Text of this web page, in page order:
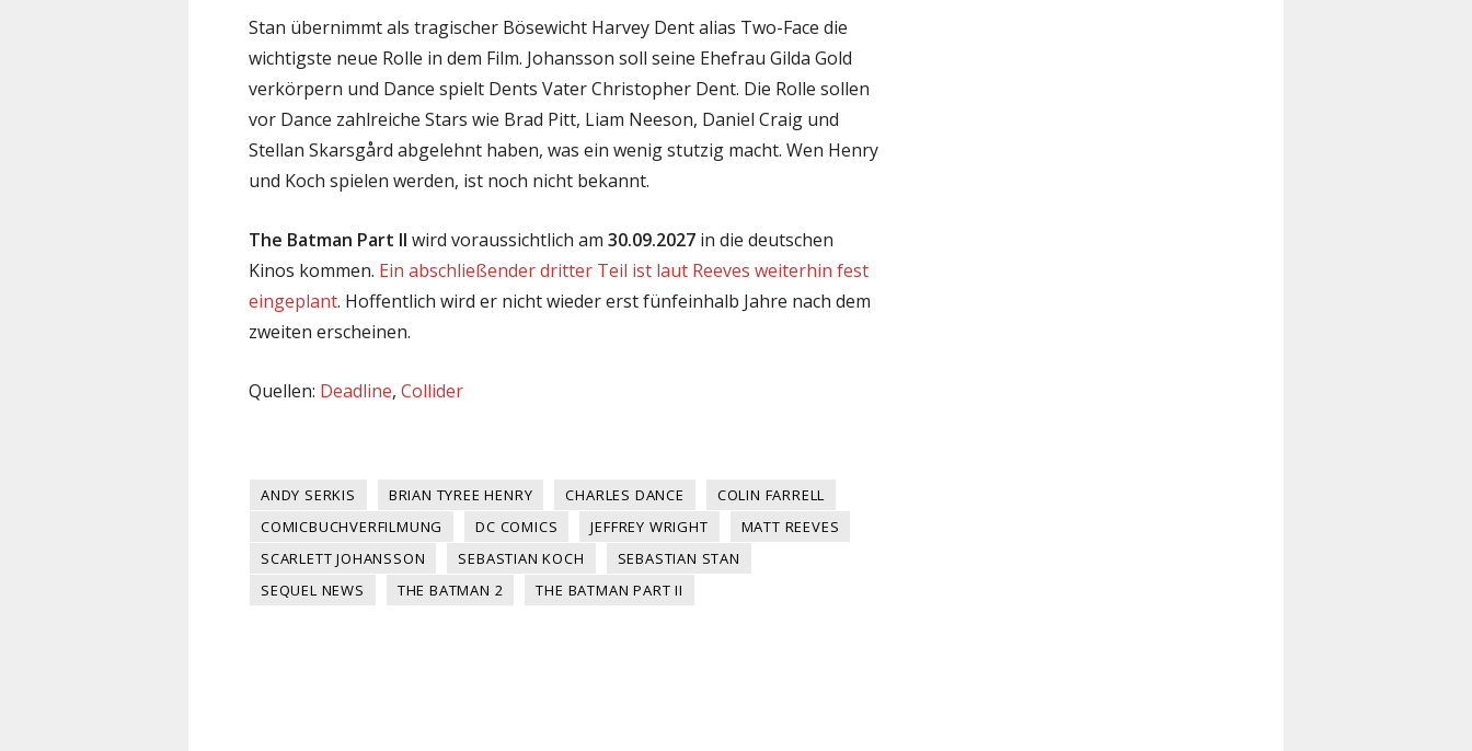
Stan übernimmt als tragischer Bösewicht Harvey Dent alias Two-Face die
wichtigste neue Rolle in dem Film. Johansson soll seine Ehefrau Gilda Gold
verkörpern und Dance spielt Dents Vater Christopher Dent. Die Rolle sollen
vor Dance zahlreiche Stars wie Brad Pitt, Liam Neeson, Daniel Craig und
Stellan Skarsgård abgelehnt haben, was ein wenig stutzig macht. Wen Henry
und Koch spielen werden, ist noch nicht bekannt.
The Batman Part II wird voraussichtlich am 30.09.2027 in die deutschen
Kinos kommen. Ein abschließender dritter Teil ist laut Reeves weiterhin fest
eingeplant. Hoffentlich wird er nicht wieder erst fünfeinhalb Jahre nach dem
zweiten erscheinen.
Quellen: Deadline, Collider
ANDY SERKIS BRIAN TYREE HENRY CHARLES DANCE
COLIN FARRELL
COMICBUCHVERFILMUNG
DC COMICS JEFFREY WRIGHT
MATT REEVES
SCARLETT JOHANSSON
SEBASTIAN KOCH
SEBASTIAN STAN
SEQUEL NEWS
THE BATMAN 2 THE BATMAN PART II